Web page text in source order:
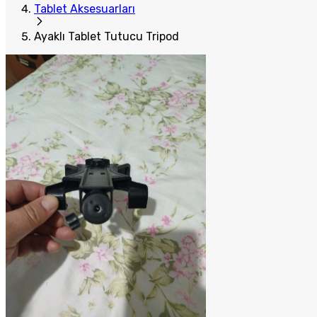
Tablet Aksesuarları
Ayaklı Tablet Tutucu Tripod